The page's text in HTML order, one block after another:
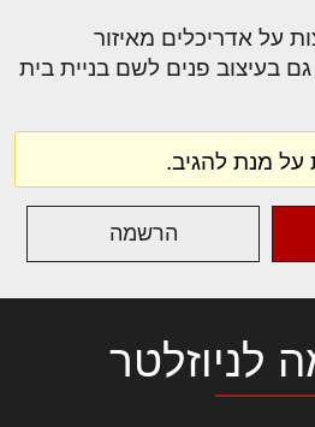
על אדריכלים מאיזור
גם בעיצוב פנים לשם בניית בית
מנת להגיב.
הרשמה
לניוזלטר